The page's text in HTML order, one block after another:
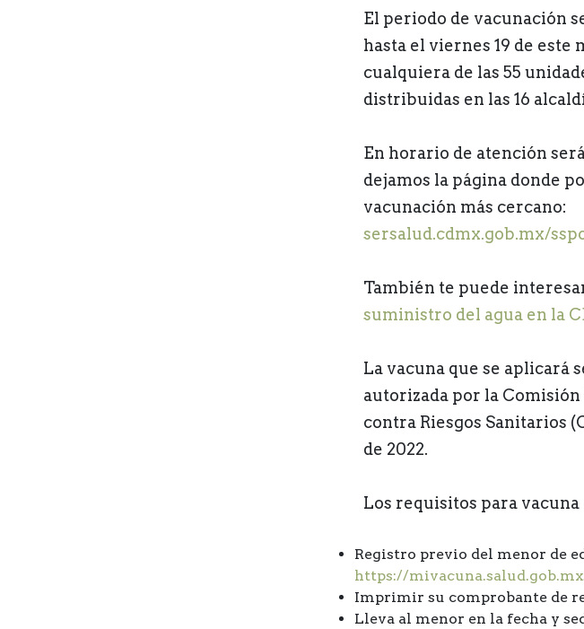
El periodo de vacunación
hasta el viernes 19 de este
cualquiera de las 55
distribuidas en las 16
En horario de atención
dejamos la página donde
vacunación más cercano:
sersalud.cdmx.gob.mx/
También te puede
suministro del agua en la
La vacuna que se aplicará
autorizada por la
contra Riesgos Sanitarios
de 2022.
Los requisitos para vacuna
Registro previo del menor de
https://mivacuna.salud.gob.mx
Imprimir su comprobante de
Lleva al menor en la fecha y